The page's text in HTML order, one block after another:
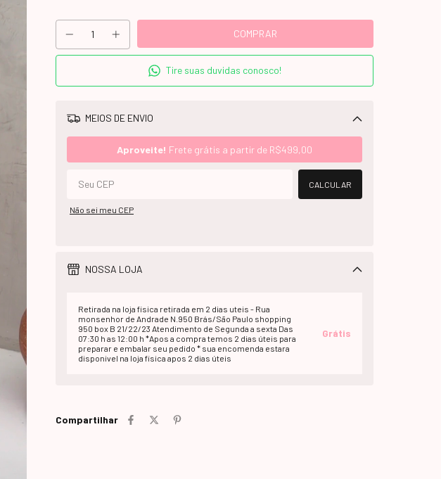
Tire suas duvidas conosco!
MEIOS DE ENVIO
Aproveite! Frete grátis a partir de R$499,00
CALCULAR
Não sei meu CEP
NOSSA LOJA
Retirada na loja fisica retirada em 2 dias uteis - Rua
monsenhor de Andrade N.950 Brás/São Paulo shopping
950 box B 21/22/23 Atendimento de Segunda a sexta Das
07:30 h as 12:00 h *Apos a compra temos 2 dias úteis para
preparar e embalar seu pedido * sua encomenda estara
disponivel na loja fisica apos 2 dias úteis
Grátis
Compartilhar